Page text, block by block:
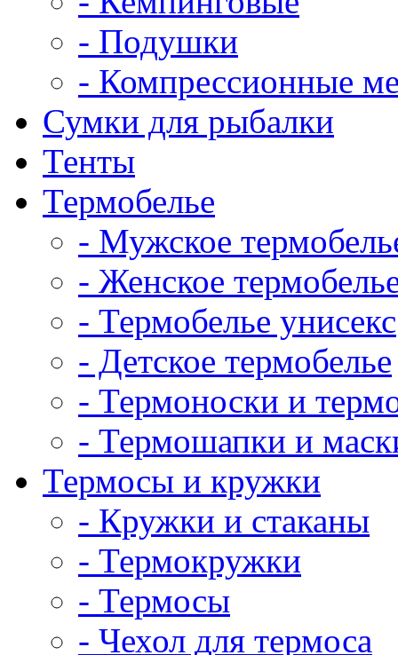
- Подушки
- Компрессионные
Сумки для рыбалки
Тенты
Термобелье
- Мужское
- Женское
- Термобелье унисекс
- Детское термобелье
- Термоноски и
- Термошапки и
Термосы и кружки
- Кружки и стаканы
- Термокружки
- Термосы
- Чехол для термоса